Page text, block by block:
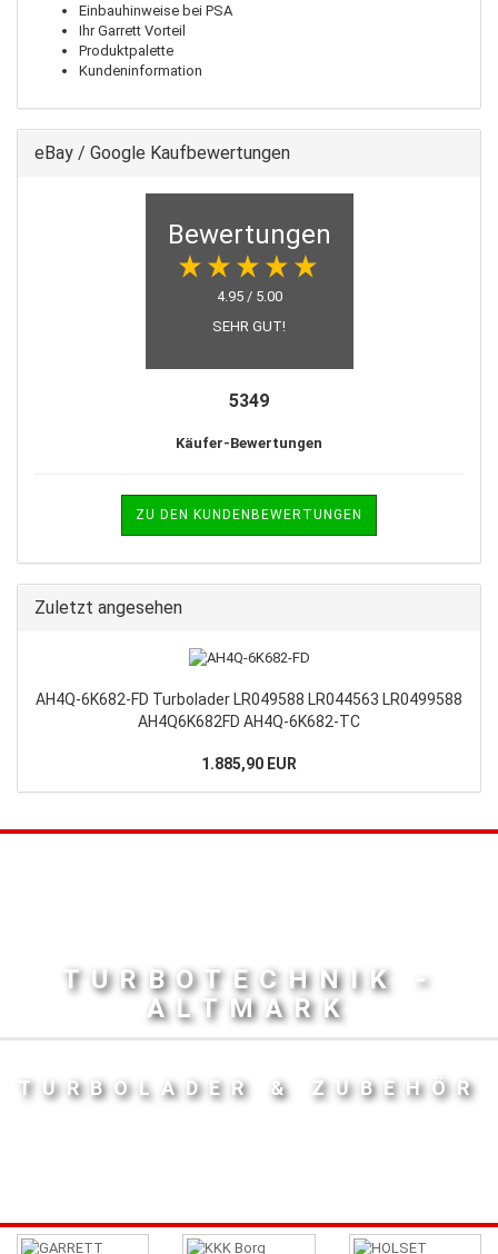
Einbauhinweise bei PSA
Ihr Garrett Vorteil
Produktpalette
Kundeninformation
eBay / Google Kaufbewertungen
Bewertungen
4.95 / 5.00
SEHR GUT!
5349
Käufer-Bewertungen
ZU DEN KUNDENBEWERTUNGEN
Zuletzt angesehen
AH4Q-6K682-FD Turbolader LR049588 LR044563 LR0499588
AH4Q6K682FD AH4Q-6K682-TC
1.885,90 EUR
TURBOTECHNIK -
ALTMARK
TURBOLADER & ZUBEHÖR